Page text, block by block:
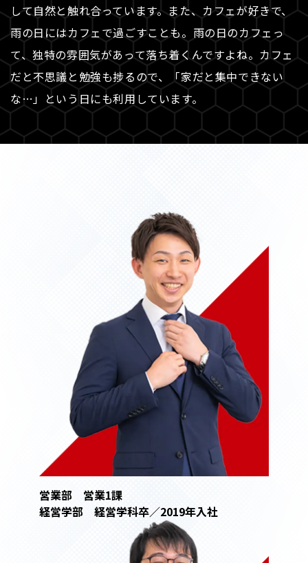
して自然と触れ合っています。また、カフェが好きで、
雨の日にはカフェで過ごすことも。雨の日のカフェっ
て、独特の雰囲気があって落ち着くんですよね。カフェ
だと不思議と勉強も捗るので、「家だと集中できない
な…」という日にも利用しています。
営業部 営業1課
経営学部 経営学科卒／2019年入社